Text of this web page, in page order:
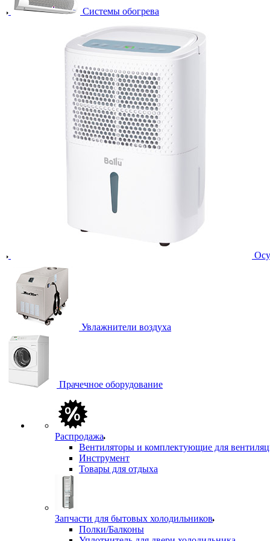
Системы обогрева
Увлажнители воздуха
Прачечное оборудование
Распродажа
Вентиляторы и комплектующие для
Инструмент
Товары для отдыха
Запчасти для бытовых холодильников
Полки/Балконы